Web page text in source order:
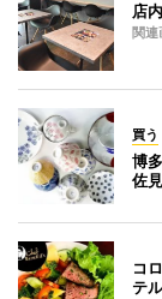
店
関連
買う
博
佐
コ
テ